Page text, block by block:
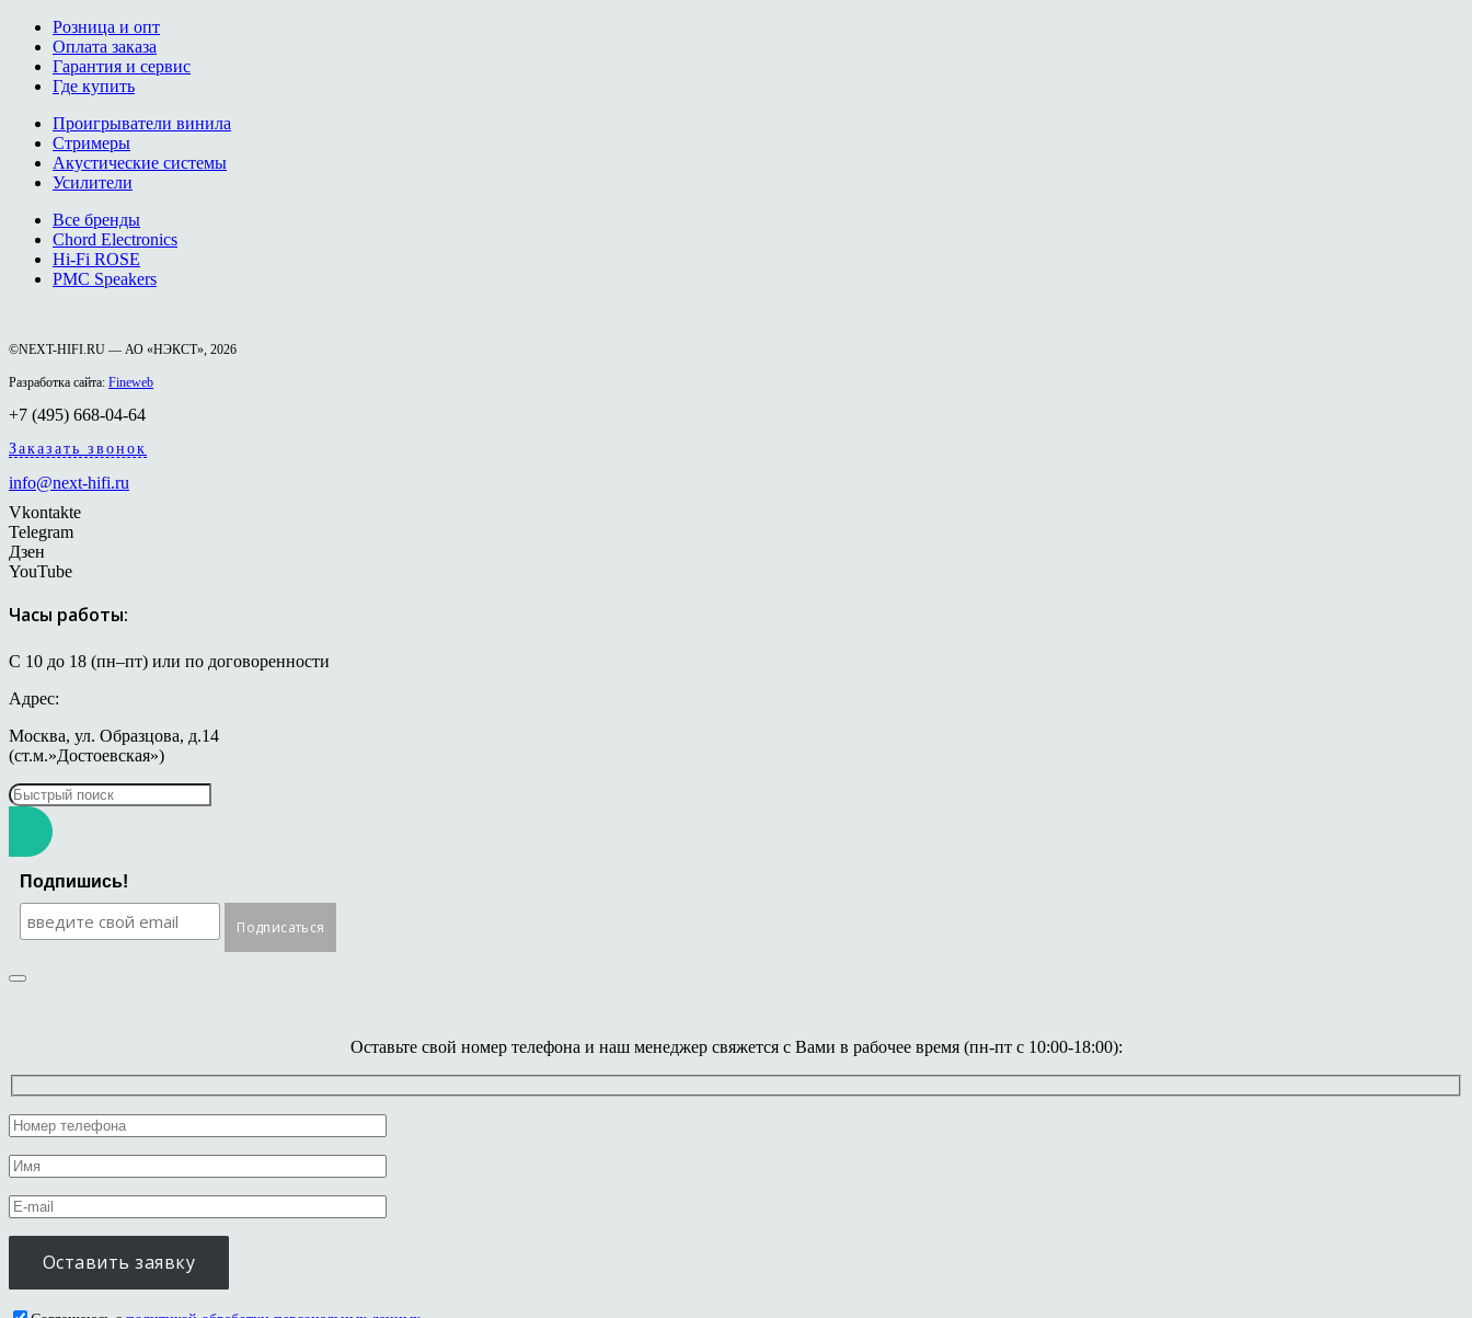
Розница и опт
Оплата заказа
Гарантия и сервис
Где купить
Проигрыватели винила
Стримеры
Акустические системы
Усилители
Все бренды
Chord Electronics
Hi-Fi ROSE
PMC Speakers
©NEXT-HIFI.RU — АО «НЭКСТ», 2026
Разработка сайта: Fineweb
+7 (495) 668-04-64
Заказать звонок
info@next-hifi.ru
Vkontakte
Telegram
Дзен
YouTube
Часы работы:
С 10 до 18 (пн–пт) или по договоренности
Адрес:
Москва, ул. Образцова, д.14
(ст.м.»Достоевская»)
Подпишись!
Оставьте свой номер телефона и наш менеджер свяжется с Вами в рабочее время (пн-пт с 10:00-18:00):